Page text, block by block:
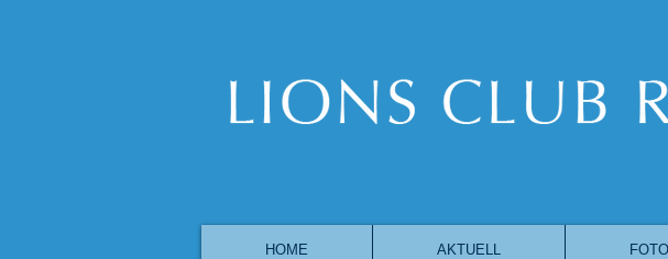
HOME AKTUELL